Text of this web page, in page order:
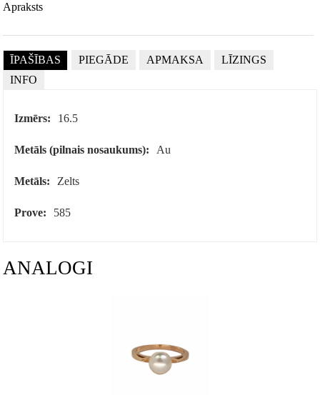
Apraksts
ĪPAŠĪBAS PIEGĀDE APMAKSA
LĪZINGS
INFO
Izmērs: 16.5
Metāls (pilnais nosaukums): Au
Metāls: Zelts
Prove: 585
ANALOGI